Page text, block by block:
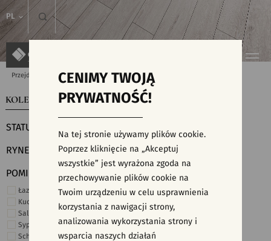
PL
Przejdź do strony głównej Kolekcje
KOLEKCJE WYSZUKIWARKA PŁYTEK
STATUS
RYNEK
POMIESZCZENIE
Łazienka
Kuchnia
Salon i hol
Sypialnia
Schody
CENIMY TWOJĄ
PRYWATNOŚĆ!
Na tej stronie używamy plików cookie.
Poprzez kliknięcie na „Akceptuj
wszystkie” jest wyrażona zgoda na
przechowywanie plików cookie na
Twoim urządzeniu w celu usprawnienia
korzystania z nawigacji strony,
analizowania wykorzystania strony i
wsparcia naszych działań